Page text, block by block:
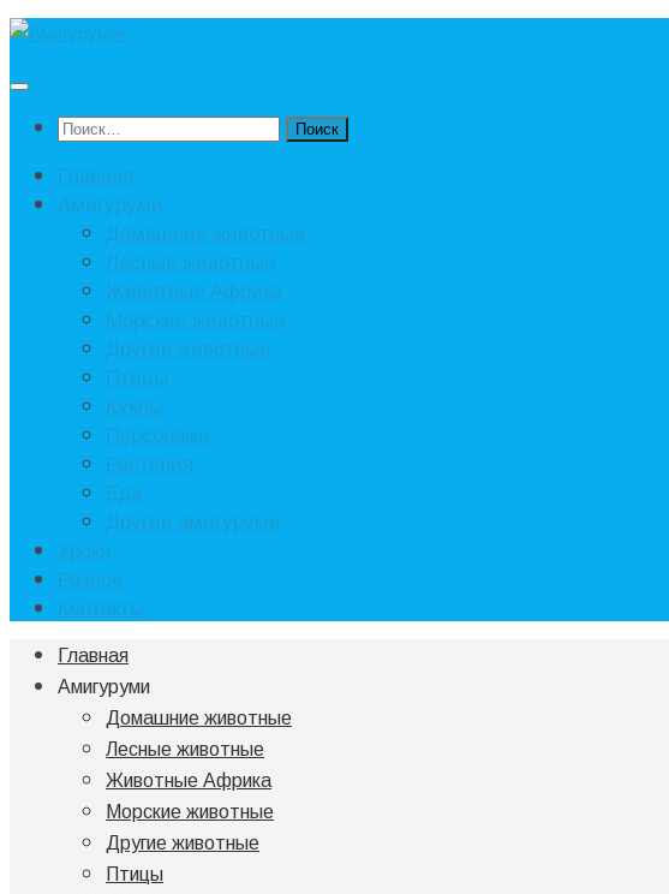
Под
Найти:
Главная
Амигуруми
Домашние животные
Лесные животные
Животные Африка
Морские животные
Другие животные
Птицы
Куклы
Персонажи
Растения
Еда
Другие амигуруми
Уроки
Разное
Контакты
Главная
Амигуруми
Домашние животные
Лесные животные
Животные Африка
Морские животные
Другие животные
Птицы